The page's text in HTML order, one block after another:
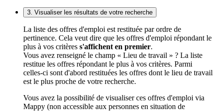
3. Visualiser les résultats de votre recherche
La liste des offres d'emploi est restituée par ordre de
pertinence. Cela veut dire que les offres d'emploi répondant le
plus à vos critères s'affichent en premier.
Vous avez renseigné le champ « Lieu de travail » ? La liste
restitue les offres répondant le plus à vos critères. Parmi
celles-ci sont d'abord restituées les offres dont le lieu de travail
est le plus proche de votre recherche.
Vous avez la possibilité de visualiser ces offres d'emploi via
Mappy (non accessible aux personnes en situation de